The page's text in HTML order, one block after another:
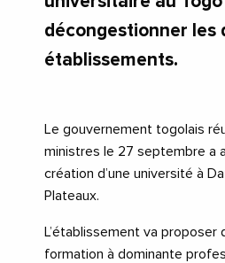
décongestionner les
établissements.
Le gouvernement togolais
ministres le 27 septembre a
création d’une université à
Plateaux.
L’établissement va proposer
formation à dominante